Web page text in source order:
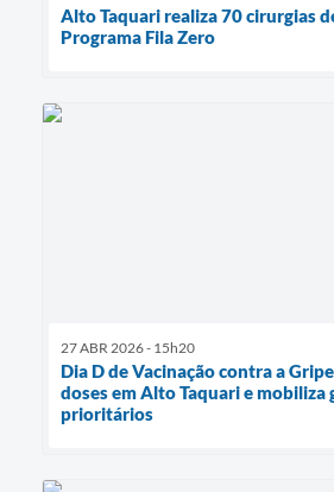
Alto Taquari realiza 70 cirurgias
Programa Fila Zero
27 ABR 2026 - 15h20
Dia D de Vacinação contra a
doses em Alto Taquari e mobiliza
prioritários